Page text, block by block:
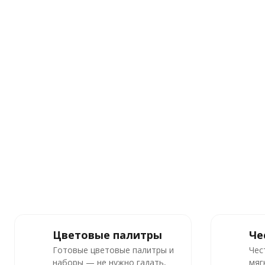
Цветовые палитры
Готовые цветовые палитры и
наборы — не нужно гадать,